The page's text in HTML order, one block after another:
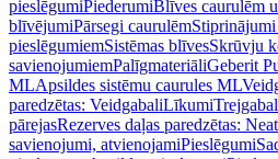
pieslēgumiPiederumiBlīves caurulēm
blīvējumiPārsegi caurulēm
pieslēgumiemSistēmas blīvesSkrūvju
savienojumiemPalīgmateriāliGeberit
MLApsildes sistēmu caurules ML
paredzētas: VeidgabaliLīkumi
pārejasRezerves daļas paredzētas:
savienojumi, atvienojamiPieslēgumi